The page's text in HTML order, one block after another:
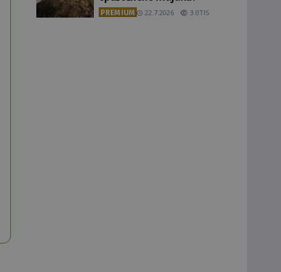
PREMIUM 22.7.2026 3.0TIS